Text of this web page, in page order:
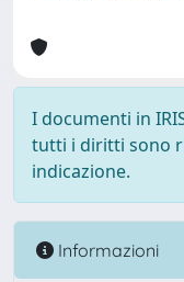
I documenti in
tutti i diritti sono
indicazione.
Informazioni